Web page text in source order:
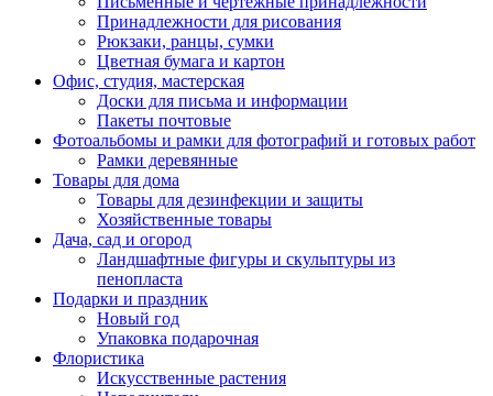
Принадлежности для рисования
Рюкзаки, ранцы, сумки
Цветная бумага и картон
Офис, студия, мастерская
Доски для письма и информации
Пакеты почтовые
Фотоальбомы и рамки для фотографий и готовых работ
Рамки деревянные
Товары для дома
Товары для дезинфекции и защиты
Хозяйственные товары
Дача, сад и огород
Ландшафтные фигуры и скульптуры из
пенопласта
Подарки и праздник
Новый год
Упаковка подарочная
Флористика
Искусственные растения